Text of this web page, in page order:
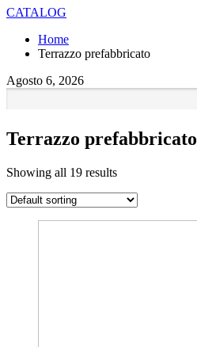
CATALOG
Home
Terrazzo prefabbricato
Agosto 6, 2026
Terrazzo prefabbricato
Showing all 19 results